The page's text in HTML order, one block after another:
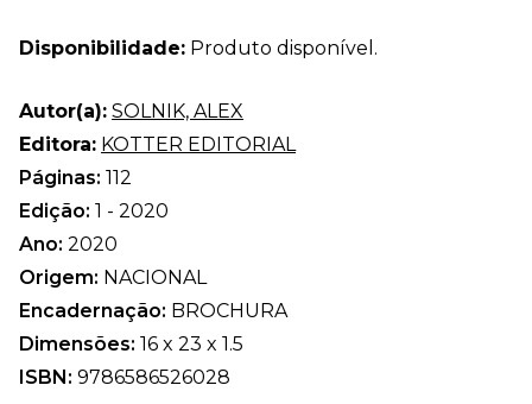
Disponibilidade: Produto disponível.
Autor(a): SOLNIK, ALEX
Editora: KOTTER EDITORIAL
Páginas: 112
Edição: 1 - 2020
Ano: 2020
Origem: NACIONAL
Encadernação: BROCHURA
Dimensões: 16 x 23 x 1.5
ISBN: 9786586526028